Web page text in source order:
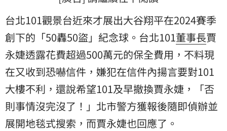
台北101觀景台近來才展出大谷翔平在2024賽季
創下的「50轟50盜」紀念球。台北101董事長賈
永婕透露花費超過500萬元的保全費用，不料現
在又收到恐嚇信件，嫌犯在信件內揚言要對101
大樓不利，還說希望101及早撤換賈永婕，「否
則事情沒完沒了！」北市警方獲報後隨即偵辦並
展開地毯式搜索，而賈永婕也回應了。